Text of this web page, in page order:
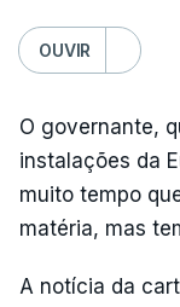
OUVIR
O governante,
instalações da
muito tempo
matéria, mas
A notícia da